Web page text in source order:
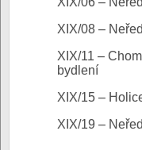
XIX/08 –
XIX/11 –
bydlení
XIX/15 –
XIX/19 –